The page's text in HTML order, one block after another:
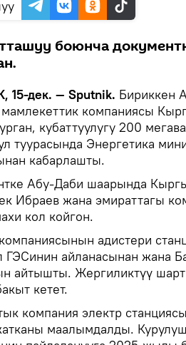
боюнча
15-дек. — Sputnik. Бириккен
мамлекеттик компаниясы
кубаттуулугу 200
туурасында Энергетика
кабарлашты.
Абу-Даби шаарында
Ибраев жана эмираттагы
кол койгон.
адистери
ГЭСинин айланасынан жана
айтышты. Жергиликтүү
кетет.
компания электр
маалымдалды.